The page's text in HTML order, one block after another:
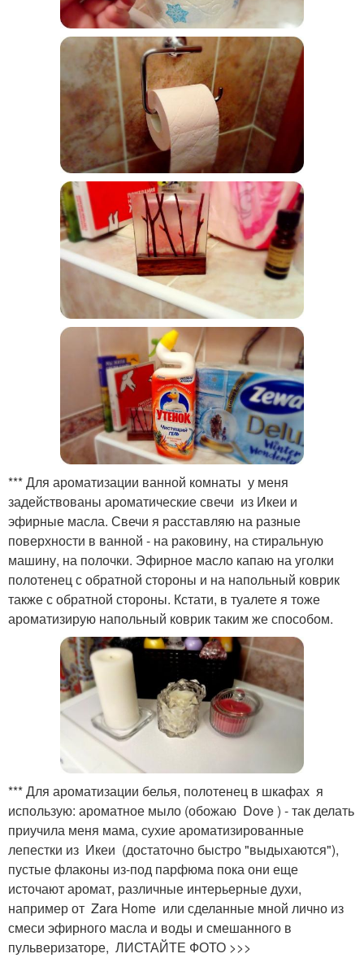
*** Для ароматизации ванной комнаты у меня
задействованы ароматические свечи из Икеи и
эфирные масла. Свечи я расставляю на разные
поверхности в ванной - на раковину, на стиральную
машину, на полочки. Эфирное масло капаю на уголки
полотенец с обратной стороны и на напольный коврик
также с обратной стороны. Кстати, в туалете я тоже
ароматизирую напольный коврик таким же способом.
*** Для ароматизации белья, полотенец в шкафах я
использую: ароматное мыло (обожаю Dove ) - так делать
приучила меня мама, сухие ароматизированные
лепестки из Икеи (достаточно быстро "выдыхаются"),
пустые флаконы из-под парфюма пока они еще
источают аромат, различные интерьерные духи,
например от Zara Home или сделанные мной лично из
смеси эфирного масла и воды и смешанного в
пульверизаторе, ЛИСТАЙТЕ ФОТО >>>